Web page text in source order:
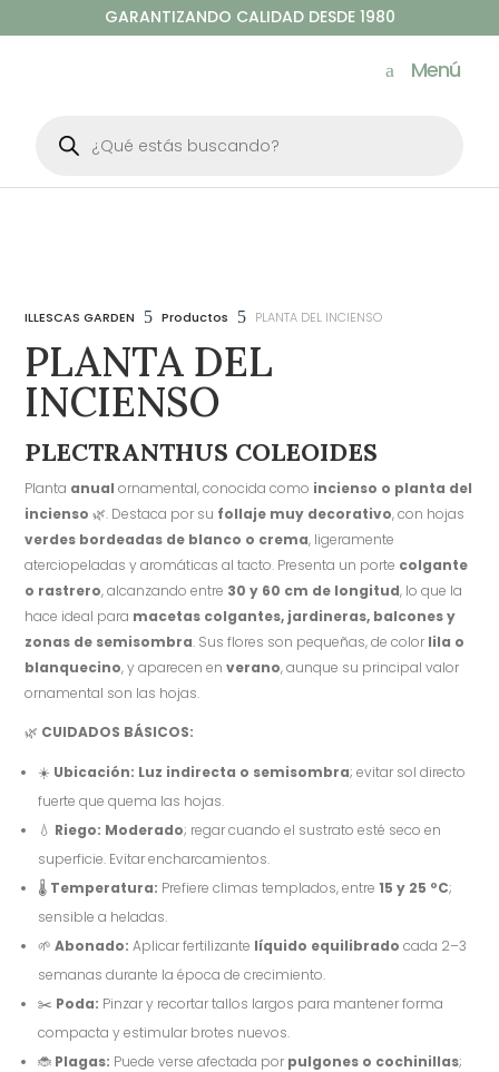
GARANTIZANDO CALIDAD DESDE 1980
Menú
productos
ILLESCAS GARDEN 5 Productos 5 PLANTA DEL INCIENSO
PLANTA DEL
INCIENSO
PLECTRANTHUS COLEOIDES
Planta anualornamental, conocida como incienso o planta del
incienso 🌿. Destaca por su follaje muy decorativo, con hojas
verdes bordeadas de blanco o crema, ligeramente
aterciopeladas y aromáticas al tacto. Presenta un porte colgante
o rastrero, alcanzando entre 30 y 60 cm de longitud, lo que la
hace ideal para macetas colgantes, jardineras, balcones y
zonas de semisombra. Sus flores son pequeñas, de color lila o
blanquecino, y aparecen enverano, aunque su principal valor
ornamental son las hojas.
🌿 CUIDADOS BÁSICOS:
☀️ Ubicación: Luz indirecta o semisombra; evitar sol directo
fuerte que quema las hojas.
💧 Riego: Moderado; regar cuando el sustrato esté seco en
superficie. Evitar encharcamientos.
🌡️ Temperatura: Prefiere climas templados, entre15 y 25 ºC;
sensible a heladas.
🌱Abonado: Aplicar fertilizante líquido equilibrado cada 2–3
semanas durante la época de crecimiento.
✂️ Poda: Pinzar y recortar tallos largos para mantener forma
compacta y estimular brotes nuevos.
🐞 Plagas: Puede verse afectada por pulgones o cochinillas;